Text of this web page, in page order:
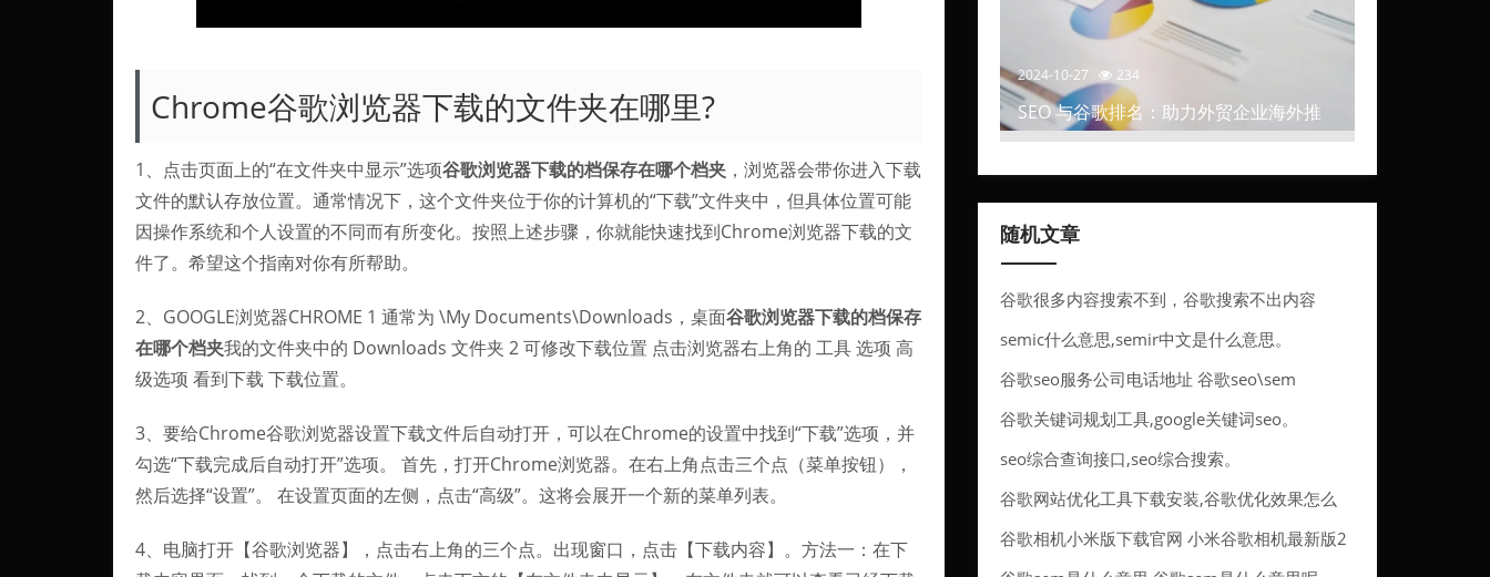
Chrome谷歌浏览器下载的文件夹在哪里?
1、点击页面上的“在文件夹中显示”选项谷歌浏览器下载的档保存在哪个档夹 ，浏览器会带你进入下载
文件的默认存放位置。通常情况下，这个文件夹位于你的计算机的“下载”文件夹中，但具体位置可能
因操作系统和个人设置的不同而有所变化。按照上述步骤，你就能快速找到Chrome浏览器下载的文
件了。希望这个指南对你有所帮助。
2、GOOGLE浏览器CHROME 1 通常为 \My Documents\Downloads，桌面谷歌浏览器下载的档保存
在哪个档夹我的文件夹中的 Downloads 文件夹 2 可修改下载位置 点击浏览器右上角的 工具 选项 高
级选项 看到下载 下载位置。
3、要给Chrome谷歌浏览器设置下载文件后自动打开，可以在Chrome的设置中找到“下载”选项，并
勾选“下载完成后自动打开”选项。 首先，打开Chrome浏览器。在右上角点击三个点（菜单按钮），
然后选择“设置”。 在设置页面的左侧，点击“高级”。这将会展开一个新的菜单列表。
4、电脑打开【谷歌浏览器】，点击右上角的三个点。出现窗口，点击【下载内容】。方法一：在下
2024-10-27 234
SEO 与谷歌排名：助力外贸企业海外推
广
随机文章
谷歌很多内容搜索不到，谷歌搜索不出内容
semic什么意思,semir中文是什么意思。
谷歌seo服务公司电话地址 谷歌seo\sem
谷歌关键词规划工具,google关键词seo。
seo综合查询接口,seo综合搜索。
谷歌网站优化工具下载安装,谷歌优化效果怎么
样。
谷歌相机小米版下载官网 小米谷歌相机最新版2